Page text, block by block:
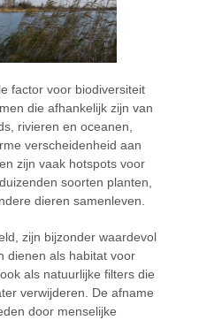
factor voor biodiversiteit
die afhankelijk zijn van
rivieren en oceanen,
verscheidenheid aan
zijn vaak hotspots voor
soorten planten,
dieren samenleven.
zijn bijzonder waardevol
dienen als habitat voor
als natuurlijke filters die
verwijderen. De afname
door menselijke